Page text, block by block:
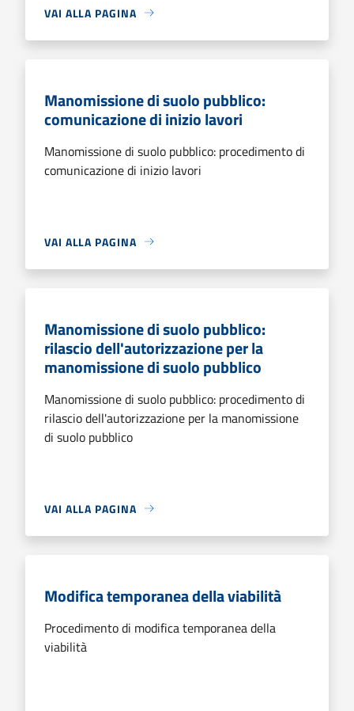
VAI ALLA PAGINA
Manomissione di suolo pubblico:
comunicazione di inizio lavori
Manomissione di suolo pubblico: procedimento di
comunicazione di inizio lavori
VAI ALLA PAGINA
Manomissione di suolo pubblico:
rilascio dell'autorizzazione per la
manomissione di suolo pubblico
Manomissione di suolo pubblico: procedimento di
rilascio dell'autorizzazione per la manomissione
di suolo pubblico
VAI ALLA PAGINA
Modifica temporanea della viabilità
Procedimento di modifica temporanea della
viabilità